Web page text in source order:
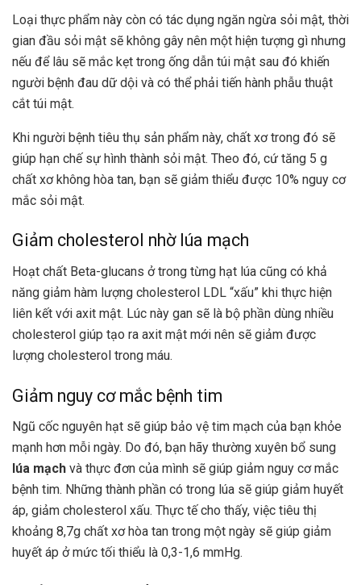
Loại thực phẩm này còn có tác dụng ngăn ngừa sỏi mật, thời
gian đầu sỏi mật sẽ không gây nên một hiện tượng gì nhưng
nếu để lâu sẽ mắc kẹt trong ống dẫn túi mật sau đó khiến
người bệnh đau dữ dội và có thể phải tiến hành phẫu thuật
cắt túi mật.
Khi người bệnh tiêu thụ sản phẩm này, chất xơ trong đó sẽ
giúp hạn chế sự hình thành sỏi mật. Theo đó, cứ tăng 5 g
chất xơ không hòa tan, bạn sẽ giảm thiểu được 10% nguy cơ
mắc sỏi mật.
Giảm cholesterol nhờ lúa mạch
Hoạt chất Beta-glucans ở trong từng hạt lúa cũng có khả
năng giảm hàm lượng cholesterol LDL “xấu” khi thực hiện
liên kết với axit mật. Lúc này gan sẽ là bộ phần dùng nhiều
cholesterol giúp tạo ra axit mật mới nên sẽ giảm được
lượng cholesterol trong máu.
Giảm nguy cơ mắc bệnh tim
Ngũ cốc nguyên hạt sẽ giúp bảo vệ tim mạch của bạn khỏe
mạnh hơn mỗi ngày. Do đó, bạn hãy thường xuyên bổ sung
lúa mạch và thực đơn của mình sẽ giúp giảm nguy cơ mắc
bệnh tim. Những thành phần có trong lúa sẽ giúp giảm huyết
áp, giảm cholesterol xấu. Thực tế cho thấy, việc tiêu thị
khoảng 8,7g chất xơ hòa tan trong một ngày sẽ giúp giảm
huyết áp ở mức tối thiểu là 0,3-1,6 mmHg.